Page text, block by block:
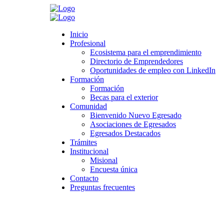
Inicio
Profesional
Ecosistema para el emprendimiento
Directorio de Emprendedores
Oportunidades de empleo con LinkedIn
Formación
Formación
Becas para el exterior
Comunidad
Bienvenido Nuevo Egresado
Asociaciones de Egresados
Egresados Destacados
Trámites
Institucional
Misional
Encuesta única
Contacto
Preguntas frecuentes
Ecosistema para el emprendimiento
Directorio de Emprendedores
Oportunidades de empleo con LinkedIn
Becas para el exterior
Bienvenido Nuevo Egresado
Asociaciones de Egresados
Egresados Destacados
Institucional
Encuesta única
Preguntas frecuentes
Noticias boletín Egresados>¿Por qué trabajar en
causas sociales? Beneficios profesionales y construcción de la
¿Por qué trabajar en causas sociales?
Beneficios profesionales y construcción de
la identidad personal
mayo 30, 2022
Noticias boletín Egresados